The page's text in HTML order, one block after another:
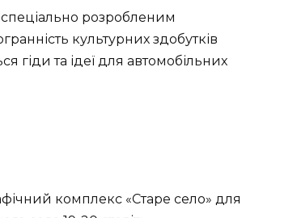
розробленим
культурних здобутків
гіди та ідеї для автомобільних
комплекс «Старе село» для